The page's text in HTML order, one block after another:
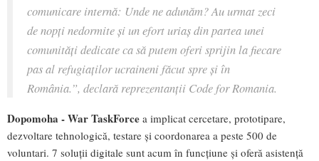
comunicare internă: Unde ne adunăm? Au urmat zeci
de nopți nedormite și un efort uriaș din partea unei
comunități dedicate ca să putem oferi sprijin la fiecare
pas al refugiaților ucraineni făcut spre și în
România.”, declară reprezentanții Code for Romania.
Dopomoha - War TaskForce a implicat cercetare, prototipare,
dezvoltare tehnologică, testare și coordonarea a peste 500 de
voluntari. 7 soluții digitale sunt acum în funcțiune și oferă asistență